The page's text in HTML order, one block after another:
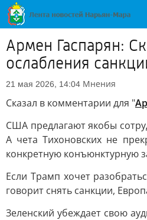
Армен Гаспарян:
ослабления
21 мая 2026, 14:04 Мнения
Сказал в комментарии для "
США предлагают якобы
А чета Тихоновских не
конкретную конъюнктурную
Если Трамп хочет
говорит снять санкции,
Зеленский убеждает свою